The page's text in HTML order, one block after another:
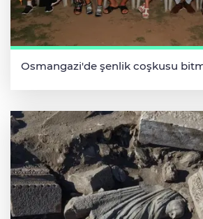
Osmangazi'de şenlik coşkusu